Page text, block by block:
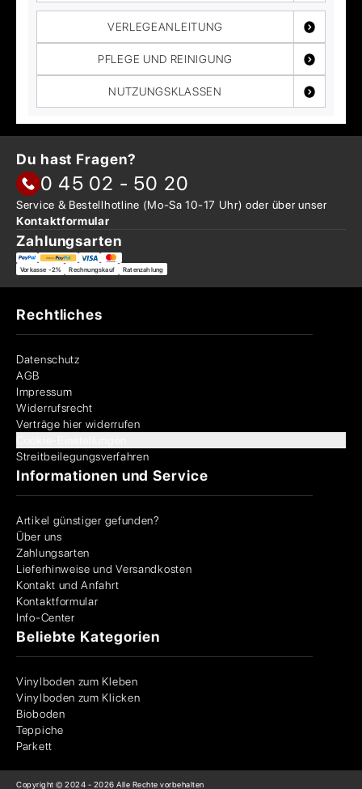
VERLEGEANLEITUNG
PFLEGE UND REINIGUNG
NUTZUNGSKLASSEN
Du hast Fragen?
0 45 02 - 50 20
Service & Bestellhotline (Mo-Sa 10-17 Uhr) oder überunser
Kontaktformular
Zahlungsarten
Vorkasse -2% Rechnungskauf Ratenzahlung
Rechtliches
Datenschutz
AGB
Impressum
Widerrufsrecht
Verträge hier widerrufen
Streitbeilegungsverfahren
Informationen und Service
Artikel günstiger gefunden?
Über uns
Zahlungsarten
Lieferhinweise und Versandkosten
Kontakt und Anfahrt
Kontaktformular
Info-Center
Beliebte Kategorien
Vinylboden zum Kleben
Vinylboden zum Klicken
Bioboden
Teppiche
Parkett
Copyright © 2024 - 2026 Alle Rechte vorbehalten